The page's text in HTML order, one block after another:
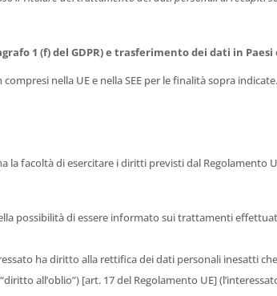
1 (f) del GDPR) e trasferimento dei dati in Paesi
nella UE e nella SEE per le finalità sopra indicate.
la facoltà di esercitare i diritti previsti dal Regolamento
possibilità di essere informato sui trattamenti
ha diritto alla rettifica dei dati personali inesatti
all’oblio”) [art. 17 del Regolamento UE]